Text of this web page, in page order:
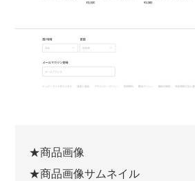
★商品画像
★商品画像サムネイル